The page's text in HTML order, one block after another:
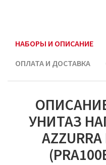
НАБОРЫ И ОПИСАНИЕ
ОПЛАТА И ДОСТАВКА
УНИТАЗ